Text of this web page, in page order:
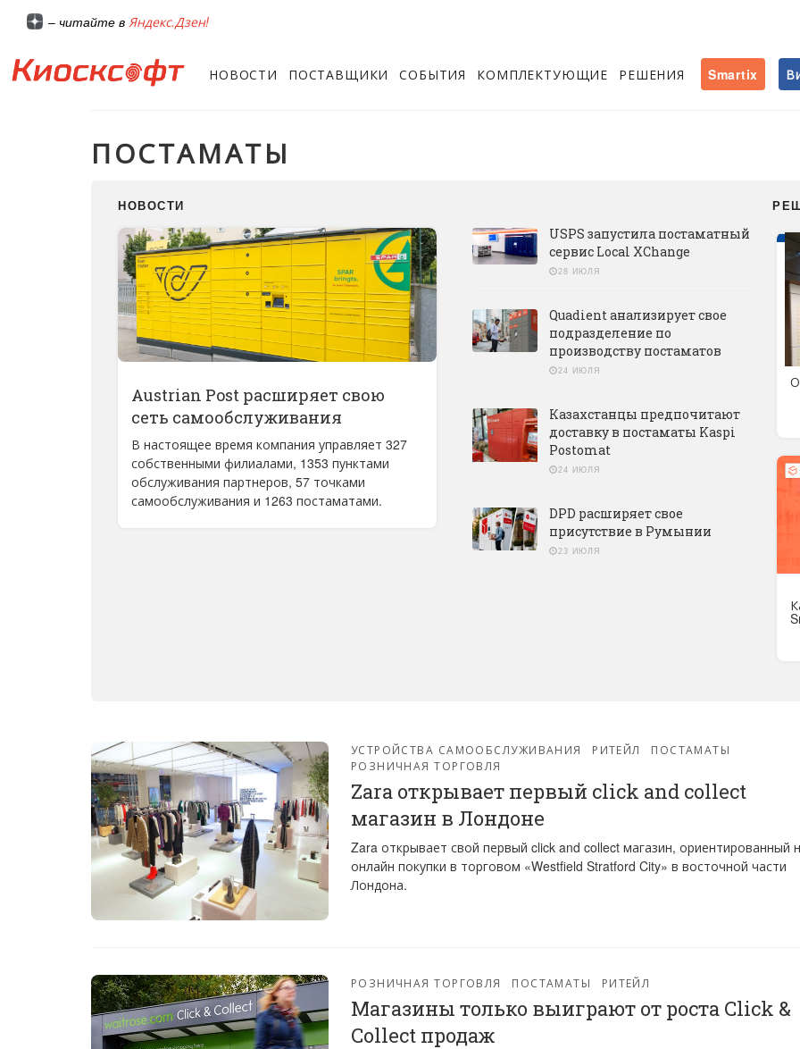
– читайте в Яндекс.Дзен!
НОВОСТИ ПОСТАВЩИКИ СОБЫТИЯ КОМПЛЕКТУЮЩИЕ РЕШЕНИЯ Smartix
ПОСТАМАТЫ
НОВОСТИ
Austrian Post расширяет свою
сеть самообслуживания
В настоящее время компания управляет 327
собственными филиалами, 1353 пунктами
обслуживания партнеров, 57 точками
самообслуживания и 1263 постаматами.
USPS запустила постаматный
сервис Local XChange
28 ИЮЛЯ
Quadient анализирует свое
подразделение по
производству постаматов
24 ИЮЛЯ
Казахстанцы предпочитают
доставку в постаматы Kaspi
Postomat
24 ИЮЛЯ
DPD расширяет свое
присутствие в Румынии
23 ИЮЛЯ
УСТРОЙСТВА САМООБСЛУЖИВАНИЯ РИТЕЙЛ
ПОСТАМАТЫ
РОЗНИЧНАЯ ТОРГОВЛЯ
Zara открывает первый click and collect
магазин в Лондоне
Zara открывает свой первый click and collect магазин, ориентированный
онлайн покупки в торговом «Westfield Stratford City» в восточной части
Лондона.
РОЗНИЧНАЯ ТОРГОВЛЯ ПОСТАМАТЫ РИТЕЙЛ
Магазины только выиграют от роста Click &
Collect продаж